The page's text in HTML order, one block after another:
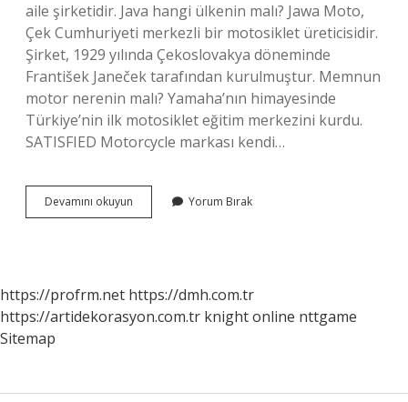
aile şirketidir. Java hangi ülkenin malı? Jawa Moto,
Çek Cumhuriyeti merkezli bir motosiklet üreticisidir.
Şirket, 1929 yılında Çekoslovakya döneminde
František Janeček tarafından kurulmuştur. Memnun
motor nerenin malı? Yamaha’nın himayesinde
Türkiye’nin ilk motosiklet eğitim merkezini kurdu.
SATISFIED Motorcycle markası kendi…
Devamını okuyun Motorex
Hangi
Yorum Bırak
https://profrm.net https://dmh.com.tr
https://artidekorasyon.com.tr knight online nttgame
Sitemap